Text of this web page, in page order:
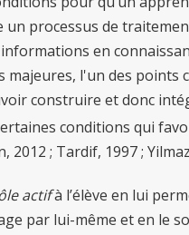
un processus de
en
majeures, l'un des
construire et donc
conditions qui
2012 ; Tardif, 1997 ;
actifà l’élève en lui
par lui-même et en le